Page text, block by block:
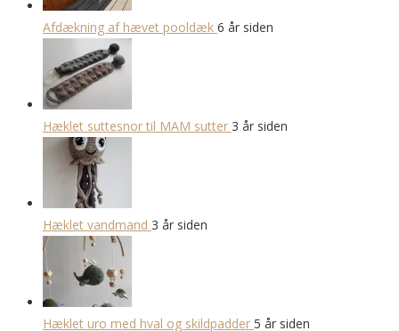
Afdækning af hævet pooldæk 6 år siden
Hæklet suttesnor til MAM sutter 3 år siden
Hæklet vandmand 3 år siden
Hæklet uro med hval og skildpadder 5 år siden